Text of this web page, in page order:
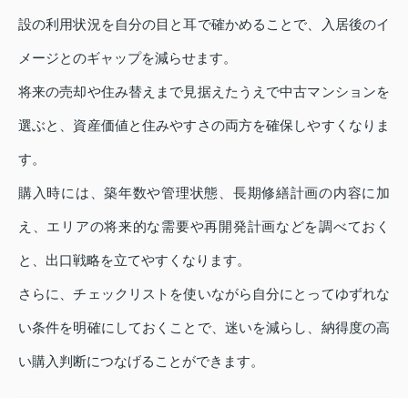
設の利用状況を自分の目と耳で確かめることで、入居後のイ
メージとのギャップを減らせます。
将来の売却や住み替えまで見据えたうえで中古マンションを
選ぶと、資産価値と住みやすさの両方を確保しやすくなりま
す。
購入時には、築年数や管理状態、長期修繕計画の内容に加
え、エリアの将来的な需要や再開発計画などを調べておく
と、出口戦略を立てやすくなります。
さらに、チェックリストを使いながら自分にとってゆずれな
い条件を明確にしておくことで、迷いを減らし、納得度の高
い購入判断につなげることができます。